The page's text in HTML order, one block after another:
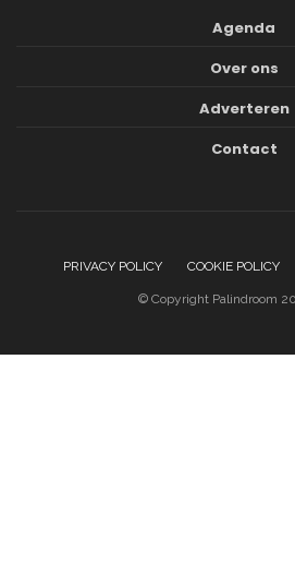
Agenda
Over ons
Adverteren
Contact
PRIVACY POLICY COOKIE POLICY
© Copyright Palindroom